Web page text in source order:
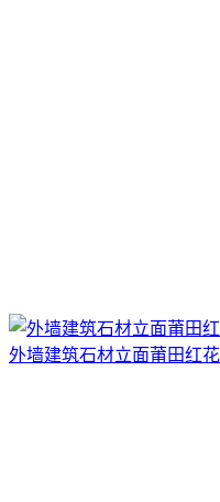
外墙建筑石材立面莆田红